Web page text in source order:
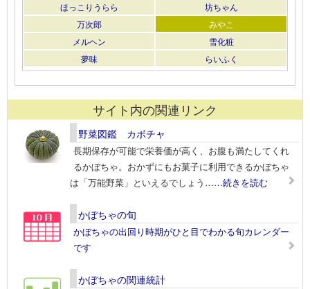
ほっこりうらら
坊ちゃん
万次郎
みやこ
メルヘン
雪化粧
夢味
らいふく
サイト内の関連リンク
野菜図鑑 カボチャ
長期保存が可能で栄養価が高く、お腹も満たしてくれ
るかぼちゃ。おかずにもお菓子に利用できるかぼちゃ
は「万能野菜」といえるでしょう ……続きを読む
かぼちゃの旬
かぼちゃの出回り時期がひと目でわかる旬カレンダー
です
かぼちゃの関連統計